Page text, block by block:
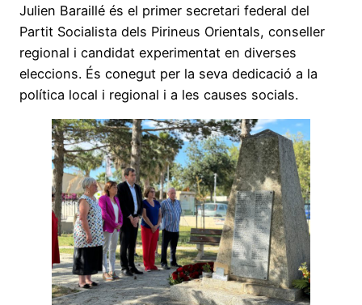
Julien Baraillé és el primer secretari federal del
Partit Socialista dels Pirineus Orientals, conseller
regional i candidat experimentat en diverses
eleccions. És conegut per la seva dedicació a la
política local i regional i a les causes socials.